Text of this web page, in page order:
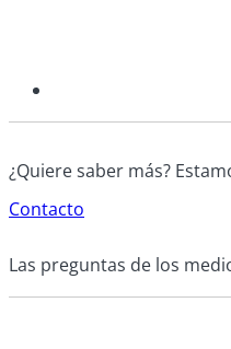
¿Quiere saber más?
Contacto
Las preguntas de los